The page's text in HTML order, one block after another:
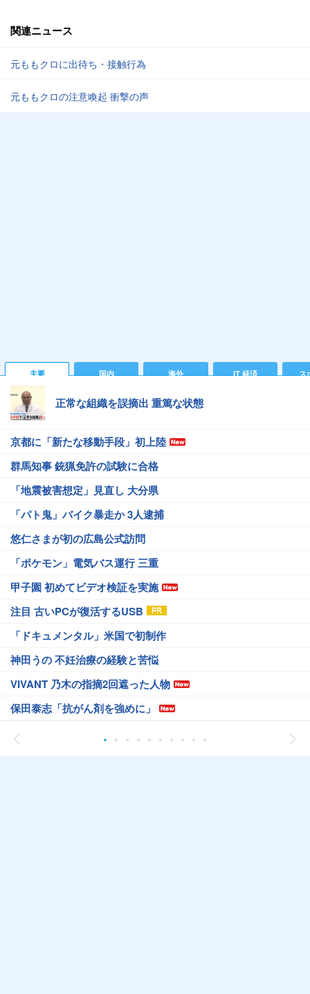
関連ニュース
元ももクロに出待ち・接触行為
元ももクロの注意喚起 衝撃の声
主要 国内 海外 IT 経済 ス
正常な組織を誤摘出 重篤な状態
京都に「新たな移動手段」初上陸
群馬知事 銃猟免許の試験に合格
「地震被害想定」見直し 大分県
「パト鬼」バイク暴走か 3人逮捕
悠仁さまが初の広島公式訪問
「ポケモン」電気バス運行 三重
甲子園 初めてビデオ検証を実施
注目 古いPCが復活するUSB
「ドキュメンタル」米国で初制作
神田うの 不妊治療の経験と苦悩
VIVANT 乃木の指摘2回遮った人物
保田泰志「抗がん剤を強めに」